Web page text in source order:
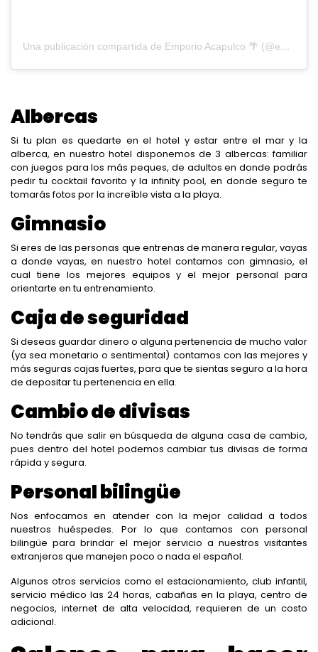
Una publicación compartida de Emporio Acapulco 🌴 (@emporioacapulco)
Albercas
Si tu plan es quedarte en el hotel y estar entre el mar y la
alberca, en nuestro hotel disponemos de 3 albercas: familiar
con juegos para los más peques, de adultos en donde podrás
pedir tu cocktail favorito y la infinity pool, en donde seguro te
tomarás fotos por la increíble vista a la playa.
Gimnasio
Si eres de las personas que entrenas de manera regular, vayas
a donde vayas, en nuestro hotel contamos con gimnasio, el
cual tiene los mejores equipos y el mejor personal para
orientarte en tu entrenamiento.
Caja de seguridad
Si deseas guardar dinero o alguna pertenencia de mucho valor
(ya sea monetario o sentimental) contamos con las mejores y
más seguras cajas fuertes, para que te sientas seguro a la hora
de depositar tu pertenencia en ella.
Cambio de divisas
No tendrás que salir en búsqueda de alguna casa de cambio,
pues dentro del hotel podemos cambiar tus divisas de forma
rápida y segura.
Personal bilingüe
Nos enfocamos en atender con la mejor calidad a todos
nuestros huéspedes. Por lo que contamos con personal
bilingüe para brindar el mejor servicio a nuestros visitantes
extranjeros que manejen poco o nada el español.
Algunos otros servicios como el estacionamiento, club infantil,
servicio médico las 24 horas, cabañas en la playa, centro de
negocios, internet de alta velocidad, requieren de un costo
adicional.